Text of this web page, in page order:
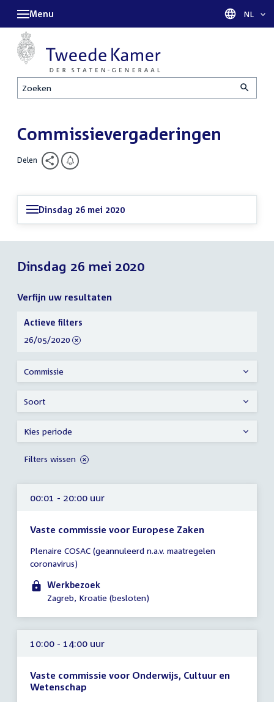
Zoeken
Menu Taal
NL
Commissievergaderingen
Delen
Dinsdag 26 mei 2020
Dinsdag 26 mei 2020
Verfijn uw resultaten
00:01 - 20:00 uur
Vaste commissie voor Europese Zaken
vergadering
00:01
20:00
Plenaire COSAC (geannuleerd n.a.v. maatregelen
coronavirus)
Werkbezoek
Zagreb, Kroatie (besloten)
10:00 - 14:00 uur
Vaste commissie voor Onderwijs, Cultuur en
Wetenschap
Verfijn
uw
resultaten
Actieve filters
verwijder
26/05/2020
Commissie
Soort
Kies periode
Filters wissen